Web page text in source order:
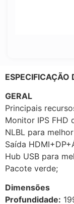
ESPECIFICAÇÃO
GERAL
Principais
Monitor IPS FHD
NLBL para
Saída
Hub USB para
Pacote verde;
Dimensões
Profundidade: